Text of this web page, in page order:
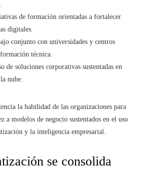
de formación orientadas a fortalecer
digitales.
conjunto con universidades y centros
técnica.
de soluciones corporativas sustentadas en
nube.
la habilidad de las organizaciones para
a modelos de negocio sustentados en el uso
y la inteligencia empresarial.
se consolida